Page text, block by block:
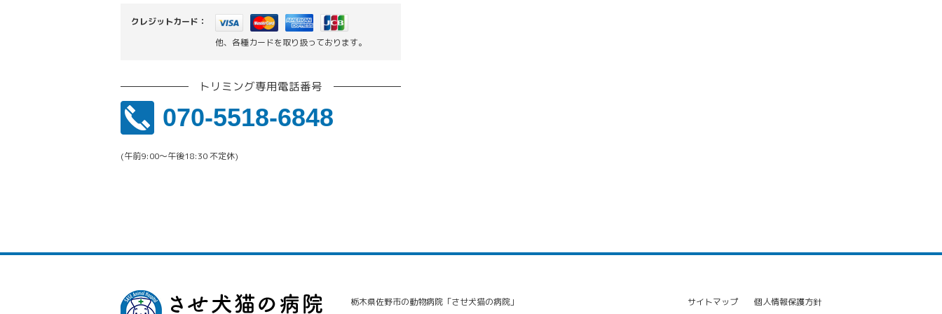
クレジットカード：
他、各種カードを取り扱っております。
トリミング専用電話番号
070-5518-6848
(午前9:00〜午後18:30 不定休)
栃木県佐野市の動物病院「させ犬猫の病院」 サイトマップ 個人情報保護方針